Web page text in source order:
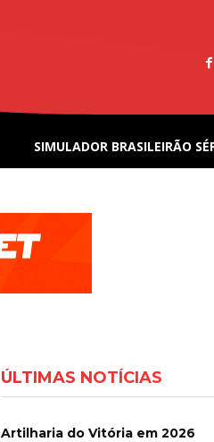
SIMULADOR BRASILEIRÃO
ÚLTIMAS NOTÍCIAS
Artilharia do Vitória em 2026